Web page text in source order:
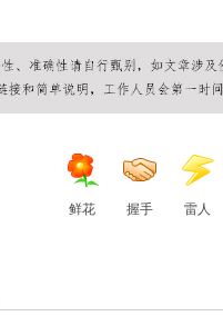
鲜花 握手 雷人